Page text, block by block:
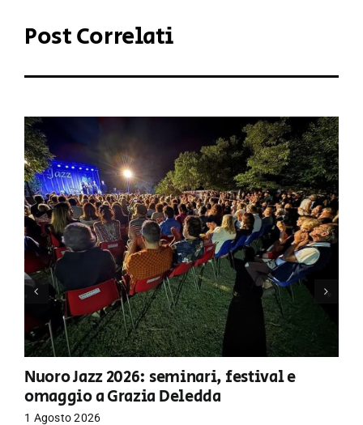
Post Correlati
Nuoro Jazz 2026: seminari, festival e
omaggio a Grazia Deledda
1 Agosto 2026